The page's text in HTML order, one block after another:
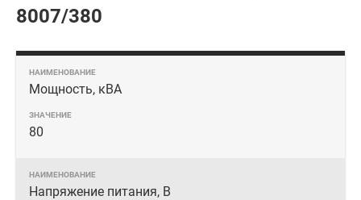
8007/380
Мощность, кВА
80
Напряжение питания, В